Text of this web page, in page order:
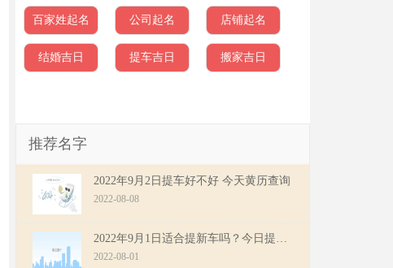
百家姓起名 公司起名 店铺起名
结婚吉日 提车吉日 搬家吉日
推荐名字
2022年9月2日提车好不好 今天黄历查询
2022-08-08
2022-08-01